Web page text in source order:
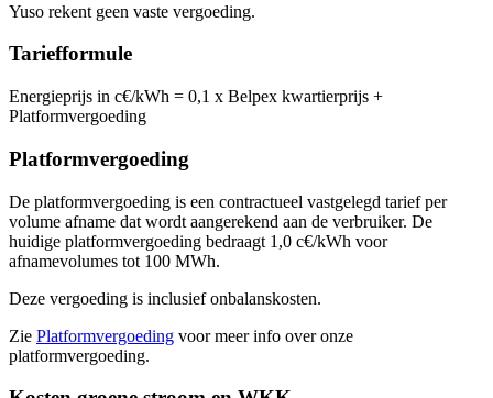
Yuso rekent geen vaste vergoeding.
Tariefformule
Energieprijs in c€/kWh = 0,1 x Belpex kwartierprijs +
Platformvergoeding
Platformvergoeding
De platformvergoeding is een contractueel vastgelegd tarief per
volume afname dat wordt aangerekend aan de verbruiker. De
huidige platformvergoeding bedraagt 1,0 c€/kWh voor
afnamevolumes tot 100 MWh.
Deze vergoeding is inclusief onbalanskosten.
Zie Platformvergoeding voor meer info over onze
platformvergoeding.